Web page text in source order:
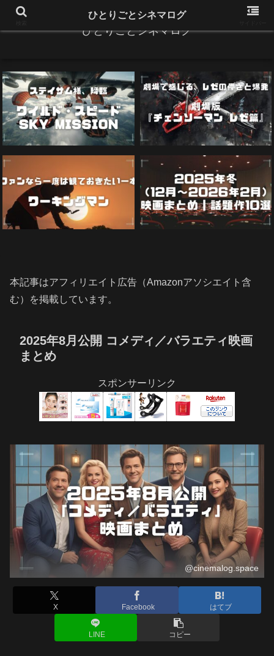
ひとりごとシネマログ
本記事はアフィリエイト広告（Amazonアソシエイト含
む）を掲載しています。
2025年8月公開 コメディ／バラエティ映画
まとめ
スポンサーリンク
@cinemalog.space
X Facebook はてブ
LINE コピー
ひとりごとシネマログ